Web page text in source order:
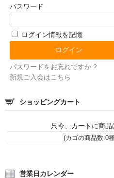
米粉
その他
初めてのお客様へ
定期購入について
特定商取引法の表示
パスワード
ログイン情報を記憶
パスワードをお忘れですか ?
新規ご入会はこちら
ショッピングカート
只今、カートに商品
(カゴの商品数:0
営業日カレンダー